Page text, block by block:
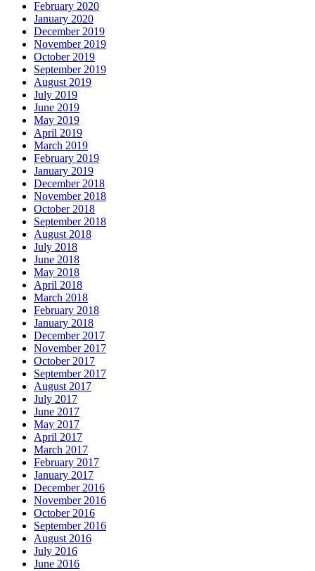
February 2020
January 2020
December 2019
November 2019
October 2019
September 2019
August 2019
July 2019
June 2019
May 2019
April 2019
March 2019
February 2019
January 2019
December 2018
November 2018
October 2018
September 2018
August 2018
July 2018
June 2018
May 2018
April 2018
March 2018
February 2018
January 2018
December 2017
November 2017
October 2017
September 2017
August 2017
July 2017
June 2017
May 2017
April 2017
March 2017
February 2017
January 2017
December 2016
November 2016
October 2016
September 2016
August 2016
July 2016
June 2016